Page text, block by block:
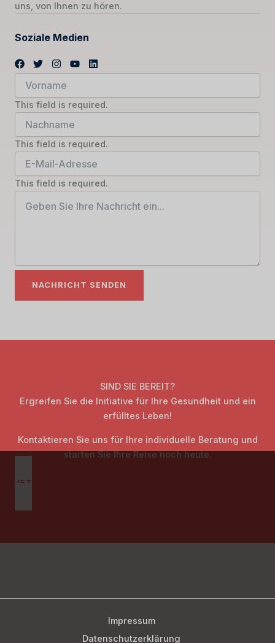
uns, von Ihnen zu hören.
Soziale Medien
This field is required.
This field is required.
This field is required.
NACHRICHT SENDEN
SIND SIE BEREIT?
Ergreifen Sie die Initiative für Ihre Gesundheit und ein
erfülltes Leben!
Kontaktieren Sie uns für Ihre individuelle Beratung und
starten Sie Ihre Reise noch heute.
JETZT STARTEN
Impressum
Datenschutzerklärung